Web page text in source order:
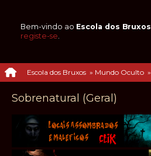
Bem-vindo ao Escola dos Bruxos
registe-se.
Escola dos Bruxos » Mundo Oculto »
Sobrenatural (Geral)